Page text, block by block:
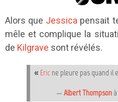
Alors que Jessica pensait
mêle et complique la
de Kilgrave sont révélés.
« Eric ne pleure pas quand il
—Albert Thompson à